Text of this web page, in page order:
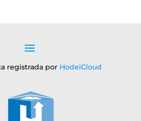
registrada por HodeiCloud